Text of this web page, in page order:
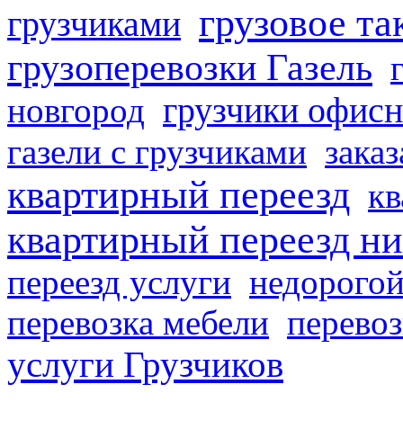
грузчиками грузовое
грузоперевозки Газель
новгород грузчики
газели с грузчиками
квартирный переезд
квартирный переезд
переезд услуги
перевозка мебели
услуги Грузчиков